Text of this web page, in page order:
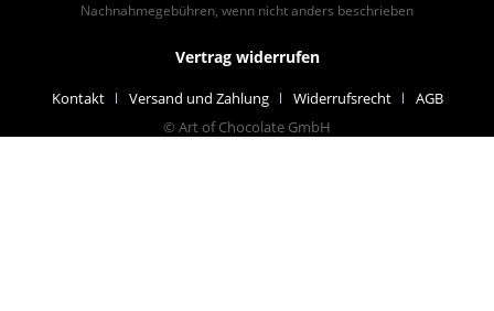
Nachnahmegebühren, wenn nicht anders beschrieben
Vertrag widerrufen
Kontakt Versand und Zahlung Widerrufsrecht
AGB
© Art of Chocolate GmbH